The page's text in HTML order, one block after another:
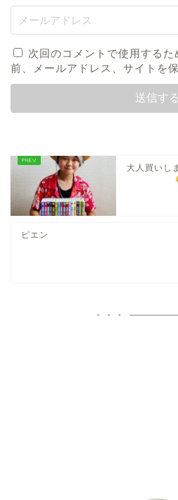
次回のコメントで使用する
前、メールアドレス、サイトを保
大人買いし
ピエン